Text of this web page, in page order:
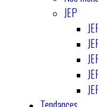
JEP